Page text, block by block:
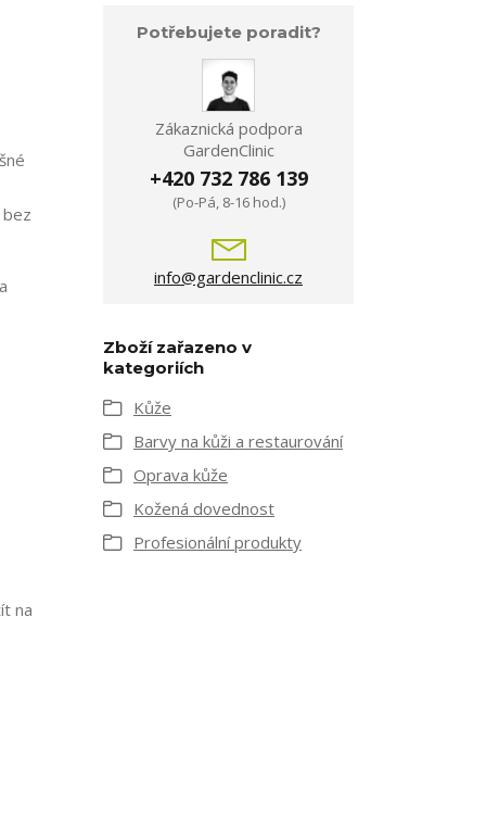
na
Potřebujete poradit?
Zákaznická podpora
GardenClinic
+420 732 786 139
(Po-Pá, 8-16 hod.)
info@gardenclinic.cz
Zboží zařazeno v
kategoriích
Kůže
Barvy na kůži a restaurování
Oprava kůže
Kožená dovednost
Profesionální produkty